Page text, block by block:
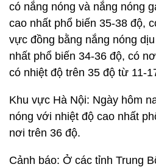
có nắng nóng và nắng nóng
cao nhất phổ biến 35-38 độ,
vực đồng bằng nắng nóng
nhất phổ biến 34-36 độ, có
có nhiệt độ trên 35 độ từ 11-
Khu vực Hà Nội: Ngày hôm
nóng với nhiệt độ cao nhất
nơi trên 36 độ.
Cảnh báo: Ở các tỉnh Trung